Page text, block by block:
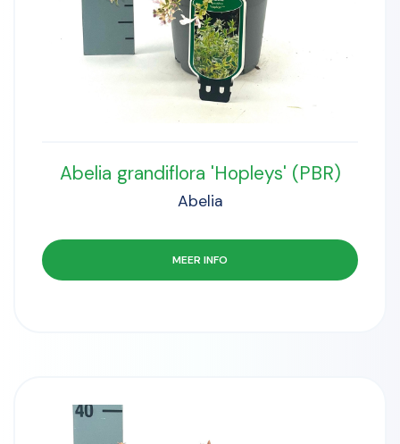
Abelia grandiflora 'Hopleys' (PBR)
Abelia
MEER INFO